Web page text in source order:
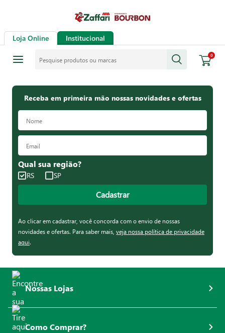
Loja Online Institucional
0
Receba em primeira mão nossas novidades e ofertas
Qual sua região?
RS SP
Cadastrar
Ao clicar em cadastrar, você concorda com o envio de nossas
novidades e ofertas. Para saber mais, veja nossa política de privacidade
aqui.
Nossas Lojas
Como Comprar?